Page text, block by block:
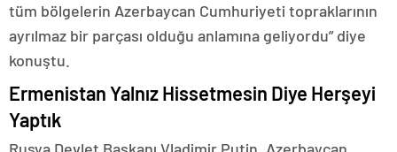
tüm bölgelerin Azerbaycan Cumhuriyeti topraklarının
ayrılmaz bir parçası olduğu anlamına geliyordu” diye
konuştu.
Ermenistan Yalnız Hissetmesin Diye Herşeyi
Yaptık